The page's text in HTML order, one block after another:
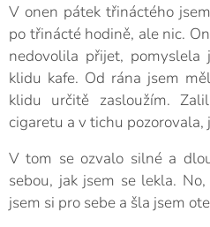
V onen pátek třináctého
po třinácté hodině, ale nic.
nedovolila přijet,
klidu kafe. Od rána jsem
klidu určitě zasloužím.
cigaretu a v tichu pozorovala,
V tom se ozvalo silné a
sebou, jak jsem se lekla.
jsem si pro sebe a šla jsem